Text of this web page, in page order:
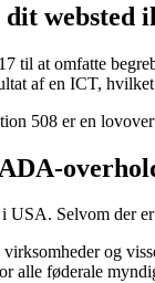
websted
til at omfatte
af en ICT,
508 er en
Selvom der
og
føderale